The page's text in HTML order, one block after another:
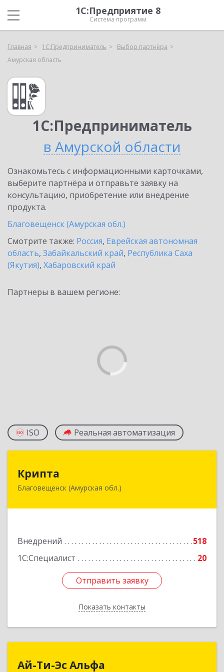
1С:Предприятие 8
Система программ
Главная 1С:Предприниматель
Выбор партнёра
Амурская область
1С:Предприниматель
в Амурской области
Ознакомьтесь с информационными карточками,
выберите партнёра и отправьте заявку на
консультацию, приобретение или внедрение
продукта.
Благовещенск (Амурская обл.)
Смотрите также: Россия, Еврейская автономная
область, Забайкальский край, Республика Саха
(Якутия), Хабаровский край
Партнеры в вашем регионе:
ISO Реальная автоматизация
Крипта
Благовещенск (Амурская обл.)
Внедрений
518
1С:Специалист
20
Отправить заявку
Показать контакты
675000, Амурская обл, Благовещенск г,
Отправить заявку
Назад
Ай-Ти-Эс Альфа